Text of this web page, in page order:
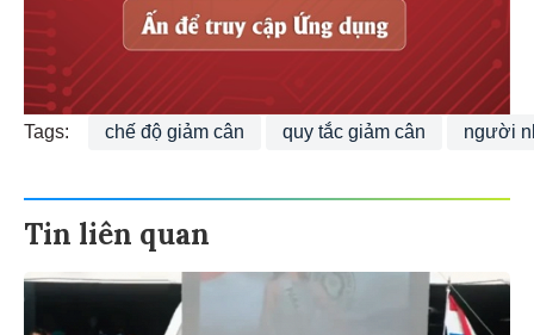
Tags: chế độ giảm cân quy tắc giảm cân người
Tin liên quan